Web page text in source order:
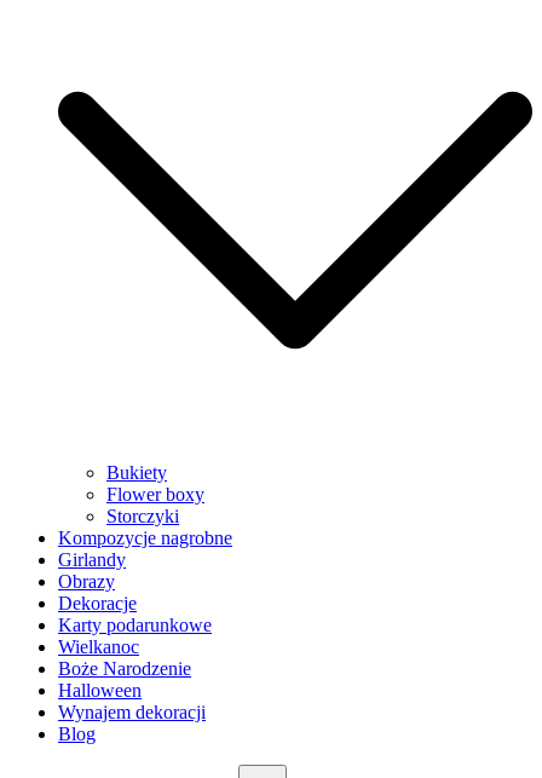
Bukiety
Flower boxy
Storczyki
Kompozycje nagrobne
Girlandy
Obrazy
Dekoracje
Karty podarunkowe
Wielkanoc
Boże Narodzenie
Halloween
Wynajem dekoracji
Blog